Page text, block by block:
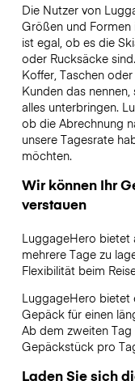
Die Nutzer von
Größen und Formen
ist egal, ob es die
oder Rucksäcke
Koffer, Taschen
Kunden das
alles unterbringen.
ob die Abrechnung
unsere Tagesrate
möchten.
Wir können Ihr
verstauen
LuggageHero bietet
mehrere Tage zu
Flexibilität beim
LuggageHero bietet
Gepäck für einen
Ab dem zweiten Tag
Gepäckstück pro
Laden Sie sich